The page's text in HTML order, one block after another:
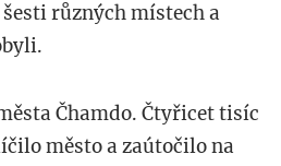
různých místech a
Čhamdo. Čtyřicet tisíc
město a zaútočilo na